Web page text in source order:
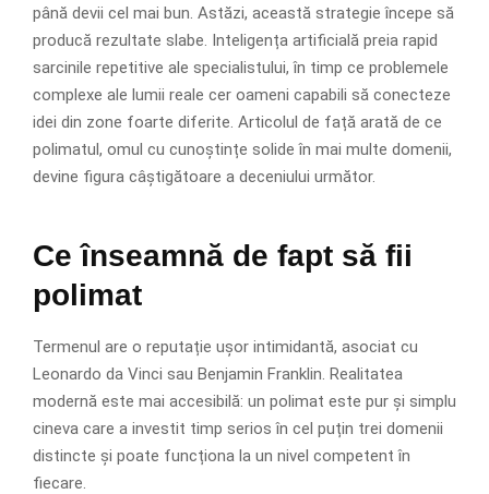
până devii cel mai bun. Astăzi, această strategie începe să
producă rezultate slabe. Inteligența artificială preia rapid
sarcinile repetitive ale specialistului, în timp ce problemele
complexe ale lumii reale cer oameni capabili să conecteze
idei din zone foarte diferite. Articolul de față arată de ce
polimatul, omul cu cunoștințe solide în mai multe domenii,
devine figura câștigătoare a deceniului următor.
Ce înseamnă de fapt să fii
polimat
Termenul are o reputație ușor intimidantă, asociat cu
Leonardo da Vinci sau Benjamin Franklin. Realitatea
modernă este mai accesibilă: un polimat este pur și simplu
cineva care a investit timp serios în cel puțin trei domenii
distincte și poate funcționa la un nivel competent în
fiecare.